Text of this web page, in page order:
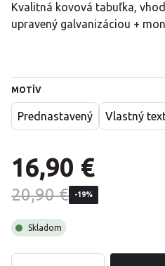
Kvalitná kovová tabuľka,
upravený galvanizáciou +
MOTÍV
Prednastavený Vlastný
16,90 €
20,90 € -19%
Skladom